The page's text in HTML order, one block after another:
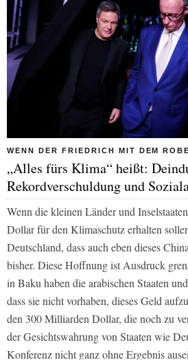
WENN DER FRIEDRICH MIT DEM
„Alles fürs Klima“ heißt:
Rekordverschuldung und
Wenn die kleinen Länder und
Dollar für den Klimaschutz erhalten
Deutschland, dass auch eben dieses
bisher. Diese Hoffnung ist Ausdruck
in Baku haben die arabischen Staaten
dass sie nicht vorhaben, dieses Geld
den 300 Milliarden Dollar, die noch zu
der Gesichtswahrung von Staaten wie
Konferenz nicht ganz ohne Ergebnis